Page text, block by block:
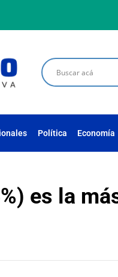
Política Economía
es la